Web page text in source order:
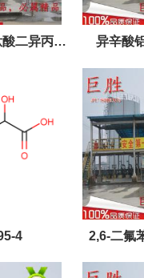
二异丙酯 异辛酸
4 2,6-二氟